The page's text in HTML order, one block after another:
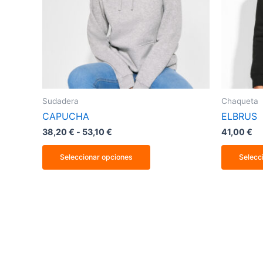
Sudadera
CAPUCHA
38,20€ - 53,10€
Seleccionar opciones
pueden
elegir
en
página
de
producto
Chaqueta
ELBRUS
41,00€